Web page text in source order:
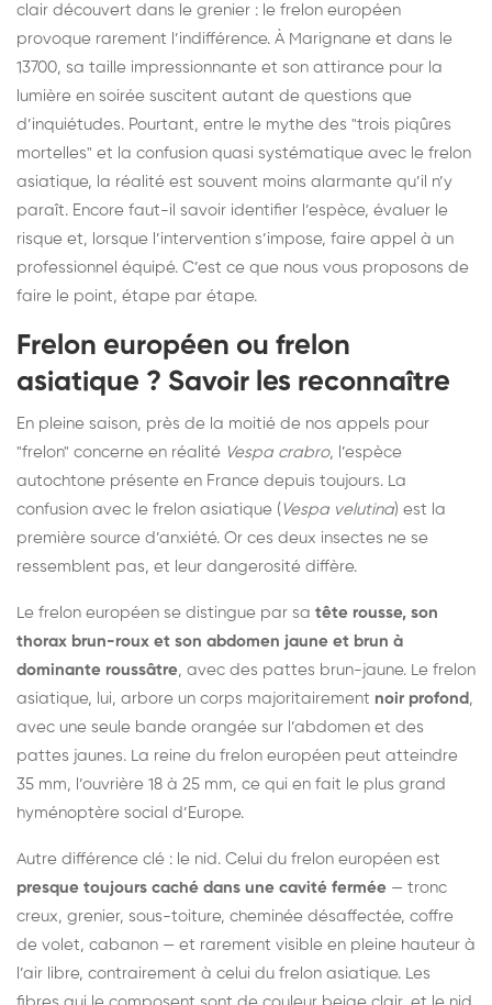
clair découvert dans le grenier : le frelon européen
provoque rarement l’indifférence. À Marignane et dans le
13700, sa taille impressionnante et son attirance pour la
lumière en soirée suscitent autant de questions que
d’inquiétudes. Pourtant, entre le mythe des "trois piqûres
mortelles" et la confusion quasi systématique avec le frelon
asiatique, la réalité est souvent moins alarmante qu’il n’y
paraît. Encore faut-il savoir identifier l’espèce, évaluer le
risque et, lorsque l’intervention s’impose, faire appel à un
professionnel équipé. C’est ce que nous vous proposons de
faire le point, étape par étape.
Frelon européen ou frelon
asiatique ? Savoir les reconnaître
En pleine saison, près de la moitié de nos appels pour
"frelon" concerne en réalité Vespa crabro, l’espèce
autochtone présente en France depuis toujours. La
confusion avec le frelon asiatique ( Vespa velutina) est la
première source d’anxiété. Or ces deux insectes ne se
ressemblent pas, et leur dangerosité diffère.
Le frelon européen se distingue par sa tête rousse, son
thorax brun-roux et son abdomen jaune et brun à
dominante roussâtre, avec des pattes brun-jaune. Le frelon
asiatique, lui, arbore un corps majoritairement noir profond ,
avec une seule bande orangée sur l’abdomen et des
pattes jaunes. La reine du frelon européen peut atteindre
35 mm, l’ouvrière 18 à 25 mm, ce qui en fait le plus grand
hyménoptère social d’Europe.
Autre différence clé : le nid. Celui du frelon européen est
presque toujours caché dans une cavité fermée — tronc
creux, grenier, sous-toiture, cheminée désaffectée, coffre
de volet, cabanon — et rarement visible en pleine hauteur à
l’air libre, contrairement à celui du frelon asiatique. Les